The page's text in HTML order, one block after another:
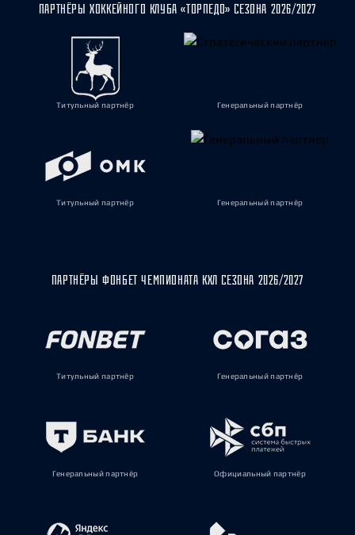
ПАРТНЁРЫ ХОККЕЙНОГО КЛУБА «ТОРПЕДО» СЕЗОНА 2026/2027
Титульный партнёр Генеральный партнёр
Титульный партнёр Генеральный партнёр
ПАРТНЁРЫ ФОНБЕТ ЧЕМПИОНАТА КХЛ СЕЗОНА 2026/2027
Титульный партнёр Генеральный партнёр
Генеральный партнёр Официальный партнёр